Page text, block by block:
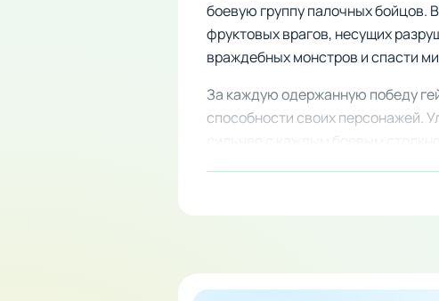
боевую группу палочных бойцов.
фруктовых врагов, несущих
враждебных монстров и спасти
За каждую одержанную победу
способности своих персонажей.
сильнее с каждым боевым
Мгновенный доступ ко всем